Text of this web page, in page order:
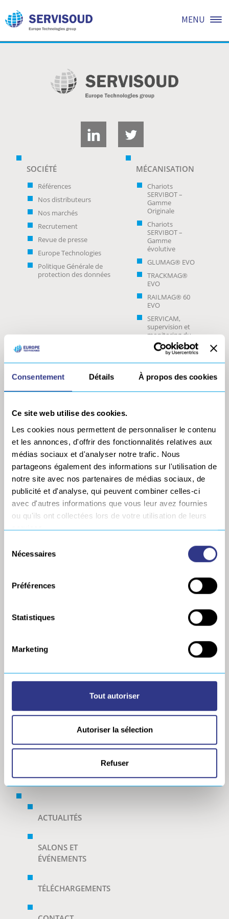
Consentement Détails À propos des cookies
Ce site web utilise des cookies.
Les cookies nous permettent de personnaliser le contenu
et les annonces, d'offrir des fonctionnalités relatives aux
médias sociaux et d'analyser notre trafic. Nous
partageons également des informations sur l'utilisation de
notre site avec nos partenaires de médias sociaux, de
publicité et d'analyse, qui peuvent combiner celles-ci
avec d'autres informations que vous leur avez fournies
ou qu'ils ont collectées lors de votre utilisation de leurs
services.
Nécessaires
Préférences
Statistiques
Marketing
Tout autoriser
Autoriser la sélection
Refuser
MENU
ESPACE DE TÉLÉCHARGEMENTS
SOCIÉTÉ
Références
Nos distributeurs
Nos marchés
Recrutement
Revue de presse
Europe Technologies
Politique Générale de
protection des données
MÉCANISATION
Chariots
SERVIBOT –
Gamme
Originale
Chariots
SERVIBOT –
Gamme
évolutive
GLUMAG® EVO
TRACKMAG®
EVO
RAILMAG® 60
EVO
SERVICAM,
supervision et
monitoring du
soudage
MAGLIGHT
MATÉRIEL DE SOUDAGE
Caméra de soudage
Générateurs ARC
Générateurs MIG/MAG
Générateurs de coupage
PLASMA
Matériels de
positionnement
Aspiration de fumées
Matériels et procédés
FOURNITURE
Accessoires
SAV, étalonnage & gaz de
Retrofit Machines Spéciales
Mesure de contraintes
ACTUALITÉS
SALONS ET
ÉVÉNEMENTS
TÉLÉCHARGEMENTS